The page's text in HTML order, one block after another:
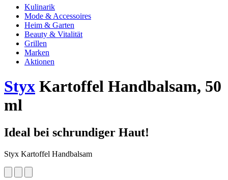
Kulinarik
Mode & Accessoires
Heim & Garten
Beauty & Vitalität
Grillen
Marken
Aktionen
Styx Kartoffel Handbalsam, 50
ml
Ideal bei schrundiger Haut!
Styx Kartoffel Handbalsam